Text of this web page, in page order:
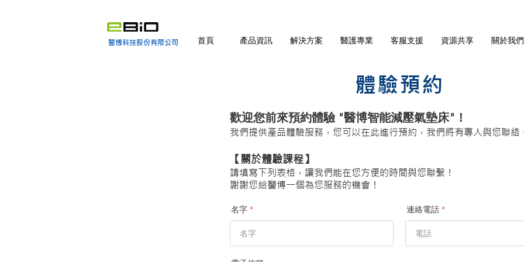
醫博科技股份有限公司 首頁 產品資訊 解決方案 醫護專業 客服支援 資源共享 關於我們
體驗預約
歡迎您前來預約體驗 "醫博智能減壓氣墊床"！
我們提供產品體驗服務，您可以在此進行預約，我們將有專人與您聯絡
【關於體驗課程】
請填寫下列表格，讓我們能在您方便的時間與您聯繫！
謝謝您給醫博一個為您服務的機會！
名字 連絡電話